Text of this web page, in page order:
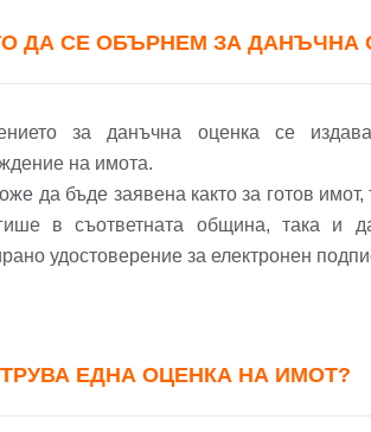
ДА СЕ ОБЪРНЕМ ЗА ДАНЪЧНА
за данъчна оценка се
на имота.
да бъде заявена както за готов
в съответната община, така и
удостоверение за електронен
ЕДНА ОЦЕНКА НА ИМОТ?